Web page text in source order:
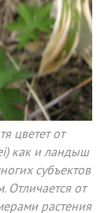
цветет от
как и ландыш
субъектов
Отличается от
растения